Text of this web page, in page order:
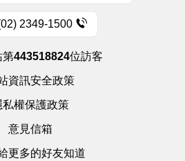
2349-1500
第443518824位訪客
資訊安全政策
私權保護政策
意見信箱
更多的好友知道